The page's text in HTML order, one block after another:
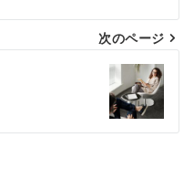
次のページ